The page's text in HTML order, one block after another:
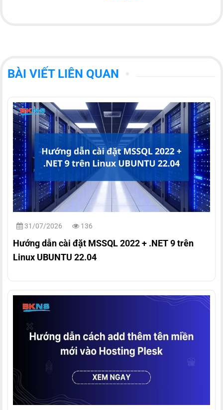
BÀI VIẾT LIÊN QUAN
31/07/2026 136
Hướng dẫn cài đặt MSSQL 2022 + .NET 9 trên
Linux UBUNTU 22.04